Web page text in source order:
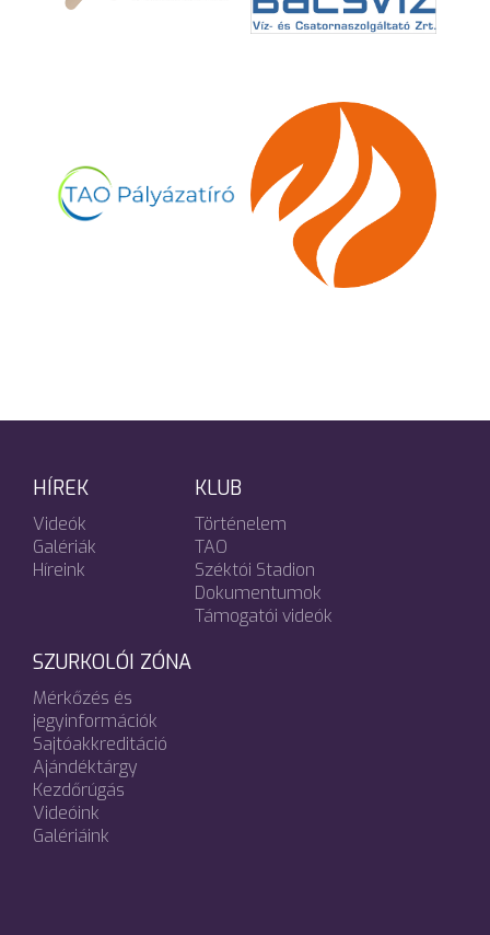
HÍREK
Videók
Galériák
Híreink
KLUB
Történelem
TAO
Széktói Stadion
Dokumentumok
Támogatói videók
SZURKOLÓI ZÓNA
Mérkőzés és
jegyinformációk
Sajtóakkreditáció
Ajándéktárgy
Kezdőrúgás
Videóink
Galériáink